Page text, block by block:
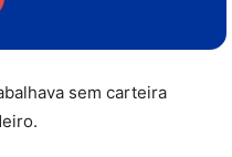
sem carteira